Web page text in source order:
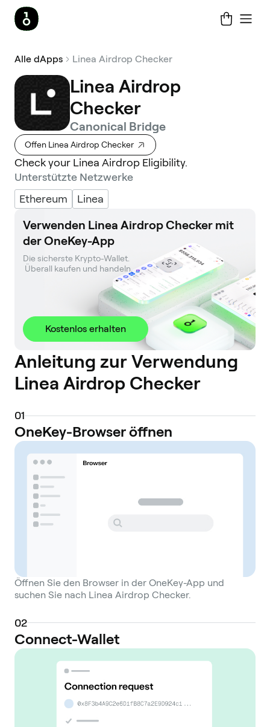
Alle dApps Linea Airdrop Checker
Linea Airdrop
Checker
Canonical Bridge
Offen Linea Airdrop Checker
Check your Linea Airdrop Eligibility.
Unterstützte Netzwerke
Ethereum
Linea
Verwenden Linea Airdrop Checker mit
der OneKey-App
Die sicherste Krypto-Wallet.
Überall kaufen und handeln.
Kostenlos erhalten
Anleitung zur Verwendung
Linea Airdrop Checker
01
OneKey-Browser öffnen
Öffnen Sie den Browser in der OneKey-App und
suchen Sie nach Linea Airdrop Checker.
02
Connect-Wallet